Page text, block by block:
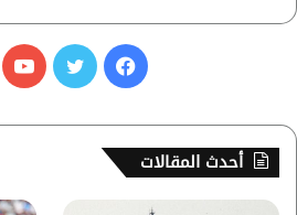
س
ب
ي
أحدث المقالات